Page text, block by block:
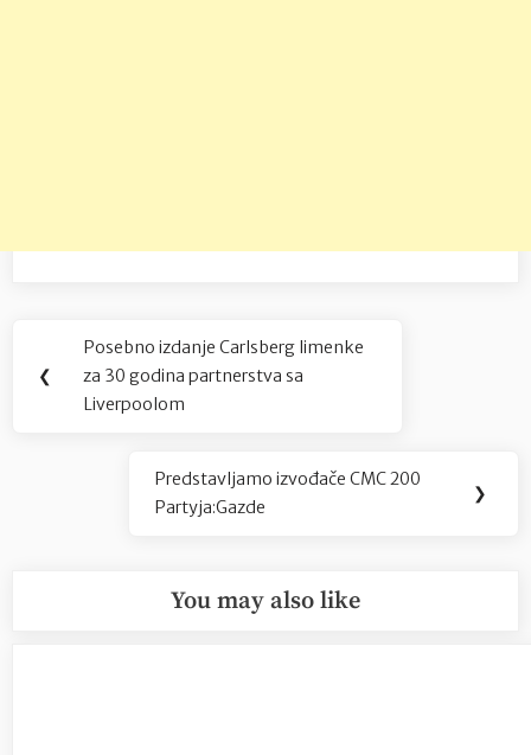
Navigacija
objava
❮
Previous
Post:
Posebno izdanje Carlsberg limenke
za 30 godina partnerstva sa
Liverpoolom
Next
Post:
Predstavljamo izvođače CMC 200
Partyja:Gazde
❯
You may also like